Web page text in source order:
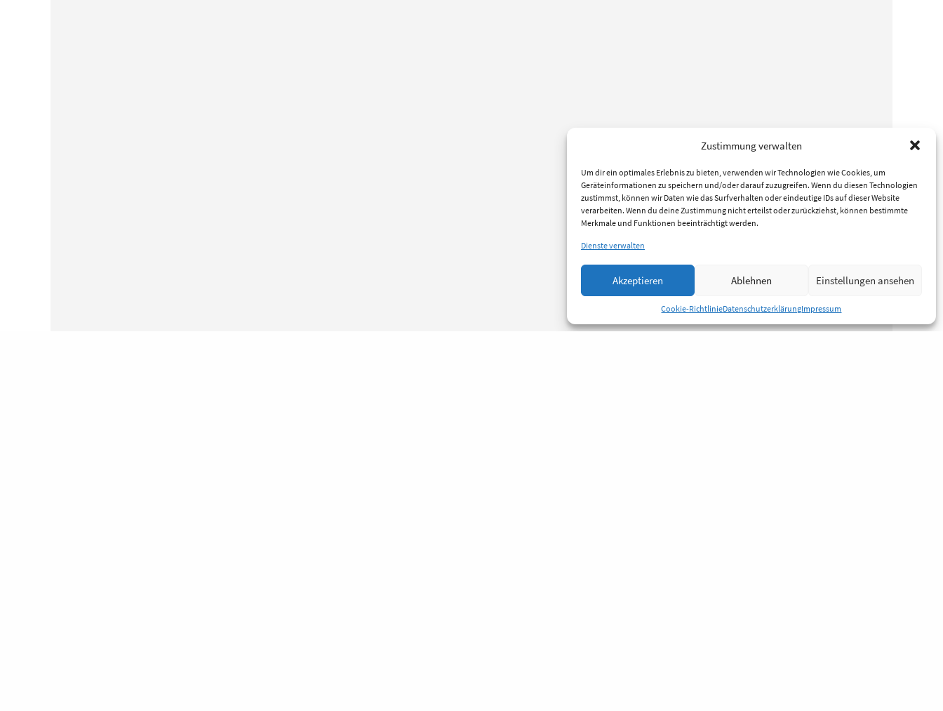
Zustimmung verwalten
Um dir ein optimales Erlebnis zu bieten, verwenden wir Technologien wie Cookies, um
Geräteinformationen zu speichern und/oder darauf zuzugreifen. Wenn du diesen Technologien
zustimmst, können wir Daten wie das Surfverhalten oder eindeutige IDs auf dieser Website
verarbeiten. Wenn du deine Zustimmung nicht erteilst oder zurückziehst, können bestimmte
Merkmale und Funktionen beeinträchtigt werden.
Dienste verwalten
Akzeptieren Ablehnen Einstellungen ansehen
Cookie-RichtlinieDatenschutzerklärungImpressum